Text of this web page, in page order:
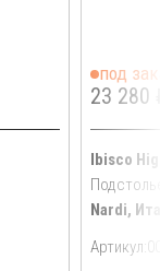
под
23 280
Ibisco
Nardi,
Артикул: